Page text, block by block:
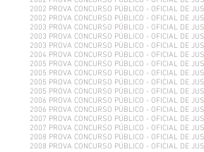
2002 PROVA CONCURSO PÚBLICO - OFICIAL DE
2002 PROVA CONCURSO PÚBLICO - OFICIAL DE
2003 PROVA CONCURSO PÚBLICO - OFICIAL DE
2003 PROVA CONCURSO PÚBLICO - OFICIAL DE
2003 PROVA CONCURSO PÚBLICO - OFICIAL DE
2004 PROVA CONCURSO PÚBLICO - OFICIAL DE
2005 PROVA CONCURSO PÚBLICO - OFICIAL DE
2005 PROVA CONCURSO PÚBLICO - OFICIAL DE
2005 PROVA CONCURSO PÚBLICO - OFICIAL DE
2005 PROVA CONCURSO PÚBLICO - OFICIAL DE
2006 PROVA CONCURSO PÚBLICO - OFICIAL DE
2006 PROVA CONCURSO PÚBLICO - OFICIAL DE
2007 PROVA CONCURSO PÚBLICO - OFICIAL DE
2007 PROVA CONCURSO PÚBLICO - OFICIAL DE
2008 PROVA CONCURSO PÚBLICO - OFICIAL DE
2008 PROVA CONCURSO PÚBLICO - OFICIAL DE